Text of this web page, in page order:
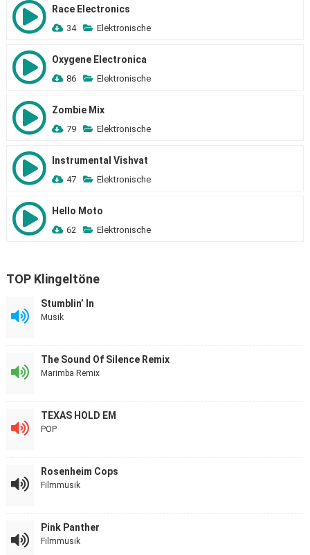
Race Electronics
34 Elektronische
Oxygene Electronica
86 Elektronische
Zombie Mix
79 Elektronische
Instrumental Vishvat
47 Elektronische
Hello Moto
62 Elektronische
TOP Klingeltöne
Stumblin’ In
Musik
The Sound Of Silence Remix
Marimba Remix
TEXAS HOLD EM
POP
Rosenheim Cops
Filmmusik
Pink Panther
Filmmusik